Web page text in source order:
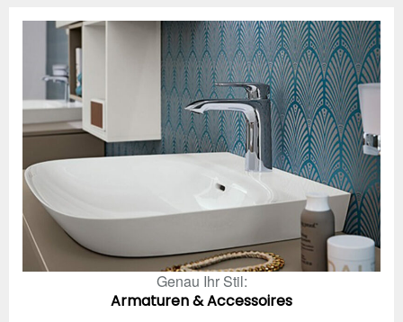
Genau Ihr Stil:
Armaturen & Accessoires